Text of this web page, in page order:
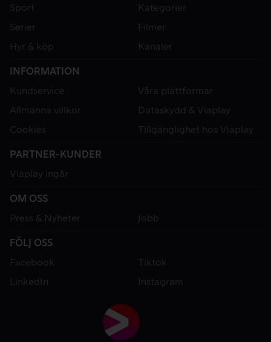
Sport
Kategorier
Serier
Filmer
Hyr & köp
Kanaler
INFORMATION
Kundservice
Våra plattformar
Allmänna villkor
Dataskydd & Viaplay
Cookies
Tillgänglighet hos Viaplay
PARTNER-KUNDER
Viaplay ingår
OM OSS
Press & Nyheter
Jobb
FÖLJ OSS
Facebook
Tiktok
LinkedIn
Instagram